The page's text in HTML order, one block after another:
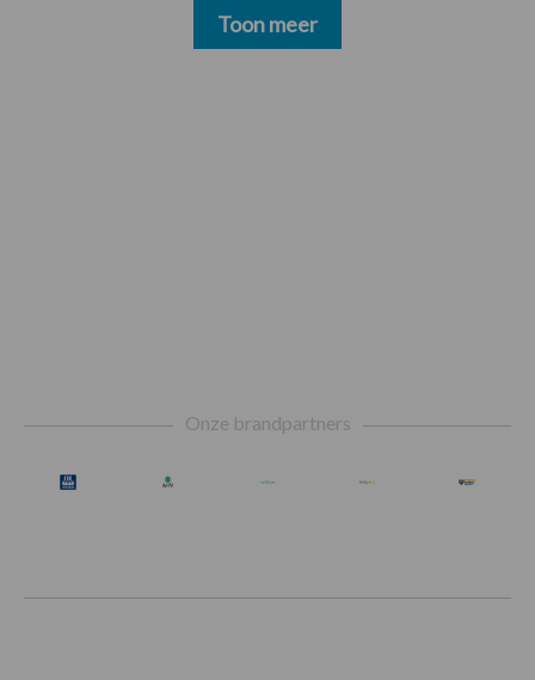
Toon meer
Onze brandpartners